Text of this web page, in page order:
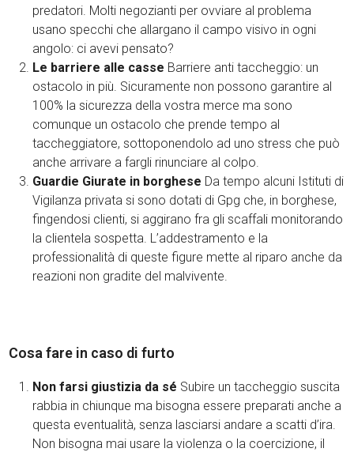
predatori. Molti negozianti per ovviare al problema
usano specchi che allargano il campo visivo in ogni
angolo: ci avevi pensato?
Le barriere alle casse Barriere anti taccheggio: un
ostacolo in più. Sicuramente non possono garantire al
100% la sicurezza della vostra merce ma sono
comunque un ostacolo che prende tempo al
taccheggiatore, sottoponendolo ad uno stress che può
anche arrivare a fargli rinunciare al colpo.
Guardie Giurate in borghese Da tempo alcuni Istituti di
Vigilanza privata si sono dotati di Gpg che, in borghese,
fingendosi clienti, si aggirano fra gli scaffali monitorando
la clientela sospetta. L’addestramento e la
professionalità di queste figure mette al riparo anche da
reazioni non gradite del malvivente.
Cosa fare in caso di furto
Non farsi giustizia da sé Subire un taccheggio suscita
rabbia in chiunque ma bisogna essere preparati anche a
questa eventualità, senza lasciarsi andare a scatti d’ira.
Non bisogna mai usare la violenza o la coercizione, il